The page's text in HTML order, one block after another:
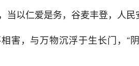
当以仁爱是务，谷麦丰登，人民
害，与万物沉浮于生长门，“